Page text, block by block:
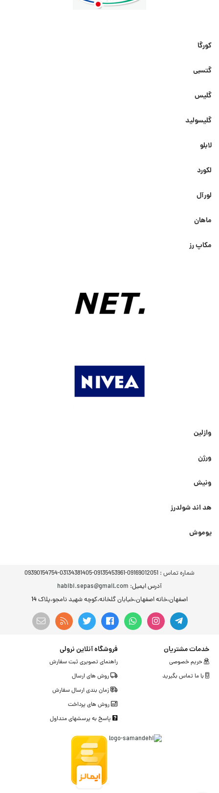
کورگا
گتسبی
گلیس
گلیسولید
لابلو
لکورد
لورآل
ماهان
مکاپ رز
وازلین
ورژن
ونیش
هد اند شولدرز
یوموش
شماره تماس : 09169012051-09135453961-03134381405-09390154754
آدرس ایمیل: habibi.sepas@gmail.com
اصفهان،خانه اصفهان،خیابان گلخانه،کوچه شهید نامجو،پلاک 14
خدمات مشتریان
حریم خصوصی
با ما تماس بگیرید
فروشگاه آنلاین نرولی
راهنمای تصویری ثبت سفارش
روش های ارسال
زمان بندی ارسال سفارش
روش های پرداخت
پاسخ به پرسشهای متداول